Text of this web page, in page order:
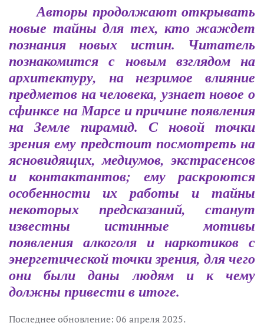
Авторы продолжают открывать
новые тайны для тех, кто жаждет
познания новых истин. Читатель
познакомится с новым взглядом на
архитектуру, на незримое влияние
предметов на человека, узнает новое о
сфинксе на Марсе и причине появления
на Земле пирамид. С новой точки
зрения ему предстоит посмотреть на
ясновидящих, медиумов, экстрасенсов
и контактантов; ему раскроются
особенности их работы и тайны
некоторых предсказаний, станут
известны истинные мотивы
появления алкоголя и наркотиков с
энергетической точки зрения, для чего
они были даны людям и к чему
должны привести в итоге.
Последнее обновление: 06 апреля 2025.